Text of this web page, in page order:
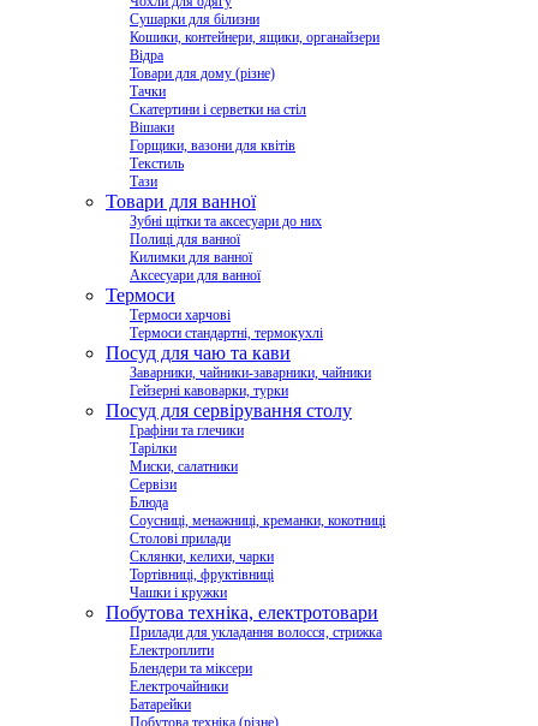
Сушарки для білизни
Кошики, контейнери, ящики, органайзери
Відра
Товари для дому (різне)
Тачки
Скатертини і серветки на стіл
Вішаки
Горщики, вазони для квітів
Текстиль
Тази
Товари для ванної
Зубні щітки та аксесуари до них
Полиці для ванної
Килимки для ванної
Аксесуари для ванної
Термоси
Термоси харчові
Термоси стандартні, термокухлі
Посуд для чаю та кави
Заварники, чайники-заварники, чайники
Гейзерні кавоварки, турки
Посуд для сервірування столу
Графіни та глечики
Тарілки
Миски, салатники
Сервізи
Блюда
Соусниці, менажниці, креманки, кокотниці
Столові прилади
Склянки, келихи, чарки
Тортівниці, фруктівниці
Чашки і кружки
Побутова техніка, електротовари
Прилади для укладання волосся, стрижка
Електроплити
Блендери та міксери
Електрочайники
Батарейки
Побутова техніка (різне)